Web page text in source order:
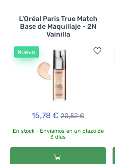
L'Oréal Paris True Match
Base de Maquillaje - 2N
Vainilla
Nuevo
15,78 € 20,52 €
En stock - Enviamos en un plazo de
3 días